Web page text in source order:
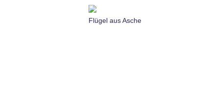
Flügel aus Asche